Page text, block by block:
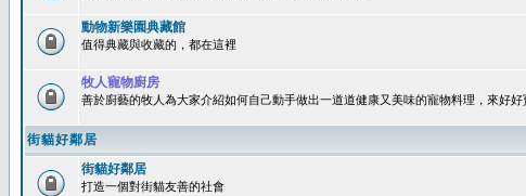
動物新樂園典藏館
值得典藏與收藏的，都在這裡
牧人寵物廚房
善於廚藝的牧人為大家介紹如何自己動手做出一道道健康又美味的寵物料理，來好
街貓好鄰居
街貓好鄰居
打造一個對街貓友善的社會